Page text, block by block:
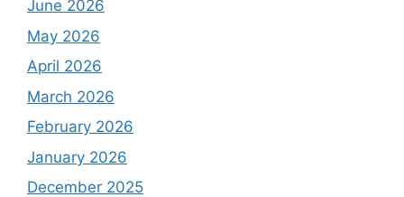
June 2026
May 2026
April 2026
March 2026
February 2026
January 2026
December 2025